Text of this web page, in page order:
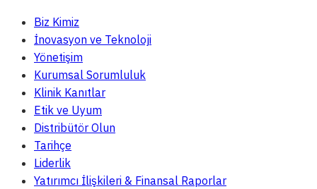
Biz Kimiz
İnovasyon ve Teknoloji
Yönetişim
Kurumsal Sorumluluk
Klinik Kanıtlar
Etik ve Uyum
Distribütör Olun
Tarihçe
Liderlik
Yatırımcı İlişkileri & Finansal Raporlar